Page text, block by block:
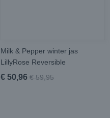
Milk & Pepper winter jas
LillyRose Reversible
€ 50,96 € 59,95